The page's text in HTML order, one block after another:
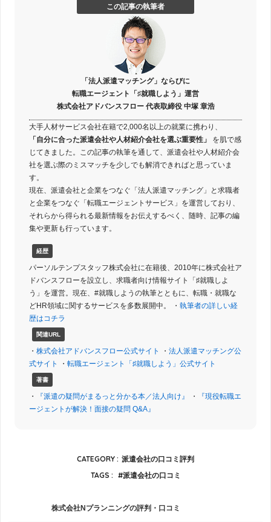
この記事の執筆者
「法人派遣マッチング」ならびに
転職エージェント「♯就職しよう」運営
株式会社アドバンスフロー 代表取締役 中塚 章浩
大手人材サービス会社在籍で2,000名以上の就業に携わり、
「自分に合った派遣会社や人材紹介会社を選ぶ重要性」
を肌で感
じてきました。この記事の執筆を通して、派遣会社や人材紹介会
社を選ぶ際のミスマッチを少しでも解消できればと思っていま
す。
現在、派遣会社と企業をつなぐ「法人派遣マッチング」と求職者
と企業をつなぐ「転職エージェントサービス」を運営しており、
それらから得られる最新情報をお伝えするべく、随時、記事の編
集や更新も行っています。
経歴
パーソルテンプスタッフ株式会社に在籍後、2010年に株式会社ア
ドバンスフローを設立し、求職者向け情報サイト「♯就職しよ
う」を運営。現在、#就職しようの執筆とともに、転職・就職な
どHR領域に関するサービスを多数展開中。 ・ 執筆者の詳しい経
歴はコチラ
関連URL
・ 株式会社アドバンスフロー公式サイト ・ 法人派遣マッチング公
式サイト
・ 転職エージェント「♯就職しよう」公式サイト
著書
・ 『派遣の疑問がまるっと分かる本／法人向け』 ・
『現役転職エ
ージェントが解決！面接の疑問 Q&A』
CATEGORY : 派遣会社の口コミ評判
TAGS :
派遣会社の口コミ
株式会社Nプランニングの評判・口コミ